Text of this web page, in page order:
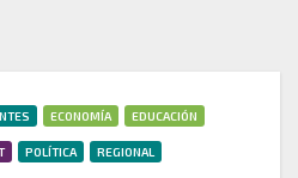
ECONOMÍA EDUCACIÓN
POLÍTICA REGIONAL